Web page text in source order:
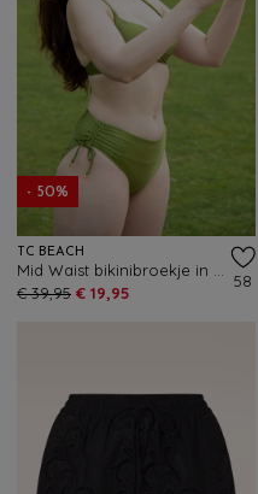
- 50%
TC BEACH
€ 39,95 € 19,95
58